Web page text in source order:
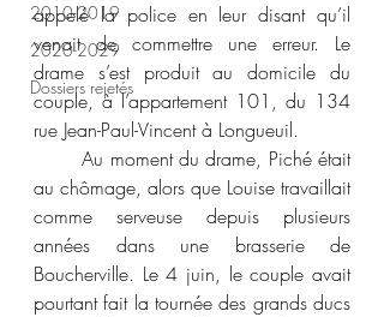
2010-2019
2020-2029
Dossiers rejetés
appelé la police en leur disant qu’il
venait de commettre une erreur. Le
drame s’est produit au domicile du
couple, à l’appartement 101, du 134
rue Jean-Paul-Vincent à Longueuil.
	Au moment du drame, Piché était
au chômage, alors que Louise travaillait
comme serveuse depuis plusieurs
années dans une brasserie de
Boucherville. Le 4 juin, le couple avait
pourtant fait la tournée des grands ducs